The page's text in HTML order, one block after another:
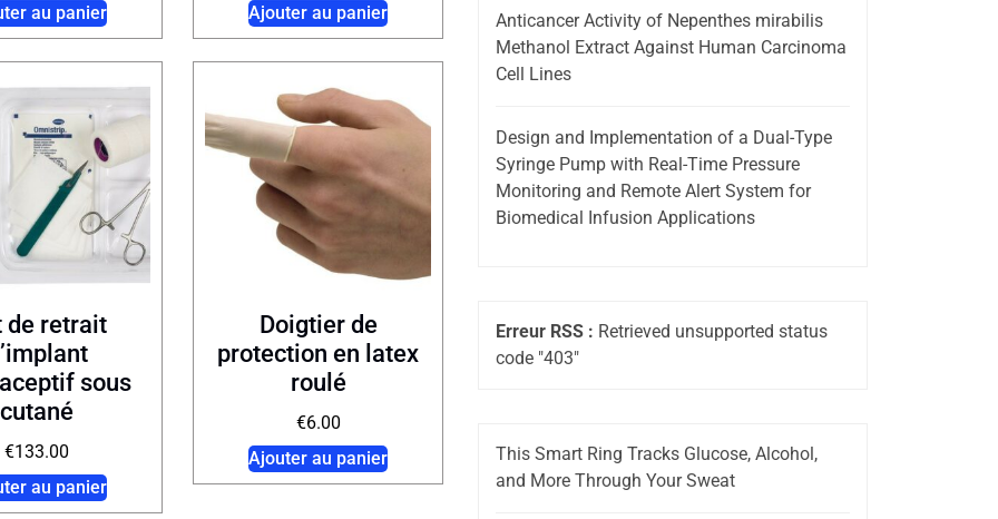
au panier
Ajouter au panier
de retrait
sous
cutané
€133.00
au panier
Doigtier de
protection en latex
roulé
€6.00
Ajouter au panier
Anticancer Activity of Nepenthes mirabilis
Methanol Extract Against Human Carcinoma
Cell Lines
Design and Implementation of a Dual-Type
Syringe Pump with Real-Time Pressure
Monitoring and Remote Alert System for
Biomedical Infusion Applications
Erreur RSS : Retrieved unsupported status
code "403"
This Smart Ring Tracks Glucose, Alcohol,
and More Through Your Sweat